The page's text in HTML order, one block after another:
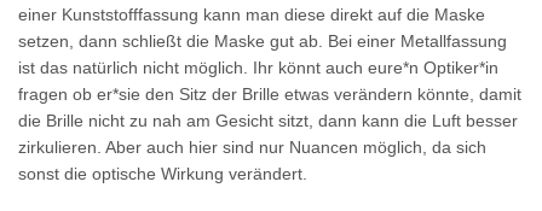
einer Kunststofffassung kann man diese direkt auf die Maske
setzen, dann schließt die Maske gut ab. Bei einer Metallfassung
ist das natürlich nicht möglich. Ihr könnt auch eure*n Optiker*in
fragen ob er*sie den Sitz der Brille etwas verändern könnte, damit
die Brille nicht zu nah am Gesicht sitzt, dann kann die Luft besser
zirkulieren. Aber auch hier sind nur Nuancen möglich, da sich
sonst die optische Wirkung verändert.